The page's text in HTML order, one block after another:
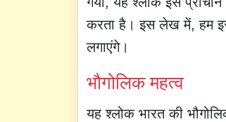
करता है। इस लेख में, हम
लगाएंगे।
भौगोलिक महत्व
यह श्लोक भारत की